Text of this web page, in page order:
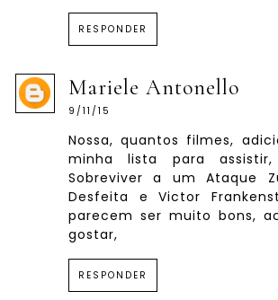
RESPONDER
Mariele Antonello
9/11/15
Nossa, quantos filmes,
minha lista para
Sobreviver a um Ataque
Desfeita e Victor
parecem ser muito bons,
gostar,
RESPONDER